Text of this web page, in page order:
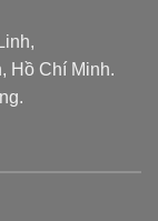
Hồ Chí Minh.